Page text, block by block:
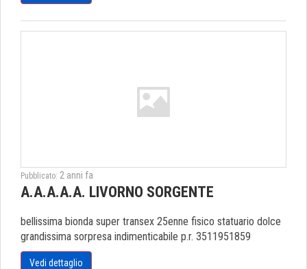
Pubblicato: 2 anni fa
A.A.A.A.A. LIVORNO SORGENTE
bellissima bionda super transex 25enne fisico statuario dolce
grandissima sorpresa indimenticabile p.r. 3511951859
Vedi dettaglio